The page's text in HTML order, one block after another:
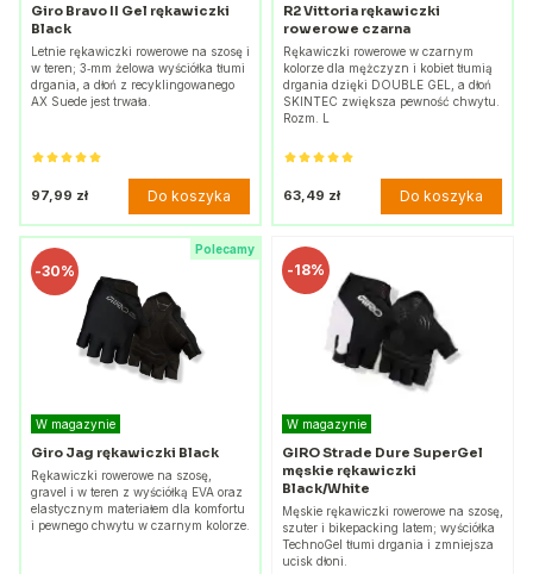
Giro Bravo II Gel rękawiczki
Black
Letnie rękawiczki rowerowe na szosę i
w teren; 3‑mm żelowa wyściółka tłumi
drgania, a dłoń z recyklingowanego
AX Suede jest trwała.
97,99 zł Do koszyka
R2 Vittoria rękawiczki
rowerowe czarna
Rękawiczki rowerowe w czarnym
kolorze dla mężczyzn i kobiet tłumią
drgania dzięki DOUBLE GEL, a dłoń
SKINTEC zwiększa pewność chwytu.
Rozm. L
63,49 zł Do koszyka
Polecamy
-30%
W magazynie
Giro Jag rękawiczki Black
Rękawiczki rowerowe na szosę,
gravel i w teren z wyściółką EVA oraz
elastycznym materiałem dla komfortu
i pewnego chwytu w czarnym kolorze.
-18%
W magazynie
GIRO Strade Dure SuperGel
męskie rękawiczki
Black/White
Męskie rękawiczki rowerowe na szosę,
szuter i bikepacking latem; wyściółka
TechnoGel tłumi drgania i zmniejsza
ucisk dłoni.